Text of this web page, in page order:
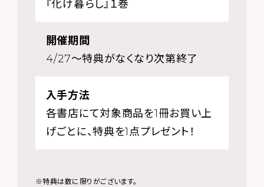
『化け暮らし』１巻
開催期間
4/27～特典がなくなり次第終了
入手方法
各書店にて対象商品を1冊お買い上
げごとに、特典を1点プレゼント！
※特典は数に限りがございます。